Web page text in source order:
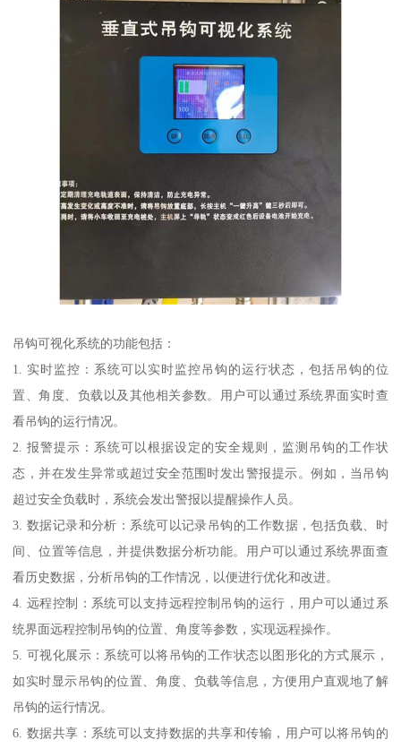
吊钩可视化系统的功能包括：
1. 实时监控：系统可以实时监控吊钩的运行状态，包括吊钩的位
置、角度、负载以及其他相关参数。用户可以通过系统界面实时查
看吊钩的运行情况。
2. 报警提示：系统可以根据设定的安全规则，监测吊钩的工作状
态，并在发生异常或超过安全范围时发出警报提示。例如，当吊钩
超过安全负载时，系统会发出警报以提醒操作人员。
3. 数据记录和分析：系统可以记录吊钩的工作数据，包括负载、时
间、位置等信息，并提供数据分析功能。用户可以通过系统界面查
看历史数据，分析吊钩的工作情况，以便进行优化和改进。
4. 远程控制：系统可以支持远程控制吊钩的运行，用户可以通过系
统界面远程控制吊钩的位置、角度等参数，实现远程操作。
5. 可视化展示：系统可以将吊钩的工作状态以图形化的方式展示，
如实时显示吊钩的位置、角度、负载等信息，方便用户直观地了解
吊钩的运行情况。
6. 数据共享：系统可以支持数据的共享和传输，用户可以将吊钩的